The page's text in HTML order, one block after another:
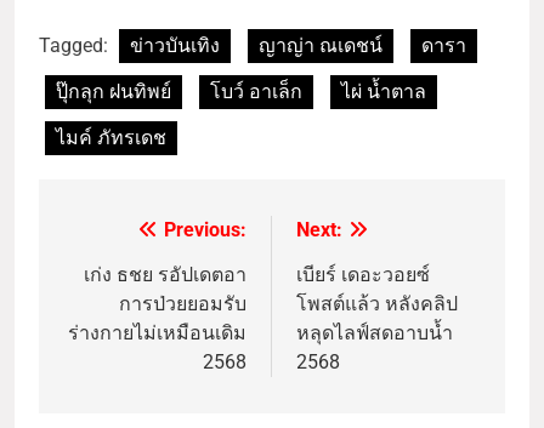
Tagged: ข่าวบันเทิง ญาญ่า ณเดชน์
ดารา
ปุ๊กลุก ฝนทิพย์
โบว์ อาเล็ก
ไผ่ น้ำตาล
ไมค์ ภัทรเดช
Previous:
เก่ง ธชย รอัปเดตอา
การป่วยยอมรับ
ร่างกายไม่เหมือนเดิม
2568
Next:
เบียร์ เดอะวอยซ์
โพสต์แล้ว หลังคลิป
หลุดไลฟ์สดอาบน้ำ
2568